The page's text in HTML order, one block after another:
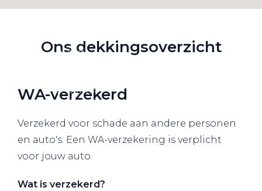
Audi
CUPRA
Alle elektrische auto's
Ons dekkingsoverzicht
WA-verzekerd
Verzekerd voor schade aan andere personen
en auto's. Een WA-verzekering is verplicht
voor jouw auto.
Wat is verzekerd?